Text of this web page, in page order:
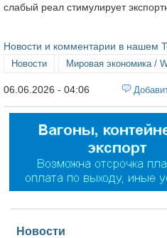
слабый реал стимулирует
Новости и комментарии в нашем
Новости Мировая экономика /
06.06.2026 - 04:06
Новости